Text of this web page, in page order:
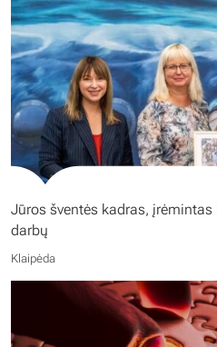
Jūros šventės kadras, įrėmintas
darbų
Klaipėda